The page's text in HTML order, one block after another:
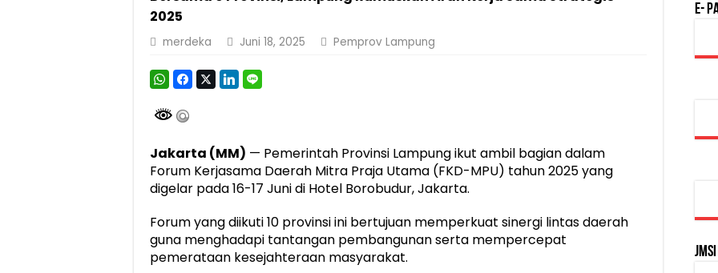
2025
merdeka Juni 18, 2025 Pemprov Lampung
Jakarta (MM) — Pemerintah Provinsi Lampung ikut ambil bagian dalam
Forum Kerjasama Daerah Mitra Praja Utama (FKD-MPU) tahun 2025 yang
digelar pada 16-17 Juni di Hotel Borobudur, Jakarta.
Forum yang diikuti 10 provinsi ini bertujuan memperkuat sinergi lintas daerah
guna menghadapi tantangan pembangunan serta mempercepat
pemerataan kesejahteraan masyarakat.
E-
JMSI